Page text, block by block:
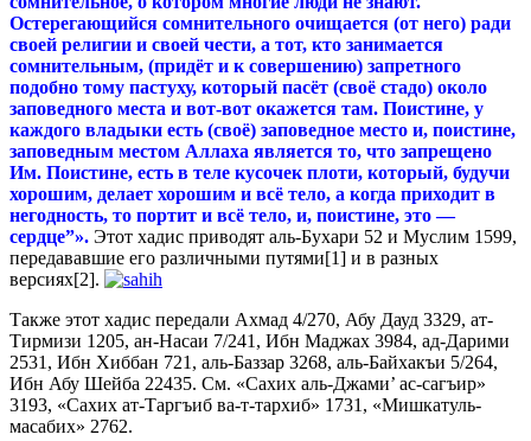
Остерегающийся сомнительного очищается (от него) ради
своей религии и своей чести, а тот, кто занимается
сомнительным, (придёт и к совершению) запретного
подобно тому пастуху, который пасёт (своё стадо) около
заповедного места и вот-вот окажется там. Поистине, у
каждого владыки есть (своё) заповедное место и, поистине,
заповедным местом Аллаха является то, что запрещено
Им. Поистине, есть в теле кусочек плоти, который, будучи
хорошим, делает хорошим и всё тело, а когда приходит в
негодность, то портит и всё тело, и, поистине, это —
сердце”». Этот хадис приводят аль-Бухари 52 и Муслим 1599,
передававшие его различными путями[1] и в разных
версиях[2].
Также этот хадис передали Ахмад 4/270, Абу Дауд 3329, ат-
Тирмизи 1205, ан-Насаи 7/241, Ибн Маджах 3984, ад-Дарими
2531, Ибн Хиббан 721, аль-Баззар 3268, аль-Байхакъи 5/264,
Ибн Абу Шейба 22435. См. «Сахих аль-Джами’ ас-сагъир»
3193, «Сахих ат-Таргъиб ва-т-тархиб» 1731, «Мишкатуль-
масабих» 2762.